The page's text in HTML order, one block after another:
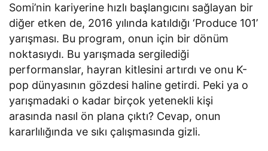
Somi’nin kariyerine hızlı başlangıcını sağlayan bir
diğer etken de, 2016 yılında katıldığı ‘Produce 101’
yarışması. Bu program, onun için bir dönüm
noktasıydı. Bu yarışmada sergilediği
performanslar, hayran kitlesini artırdı ve onu K-
pop dünyasının gözdesi haline getirdi. Peki ya o
yarışmadaki o kadar birçok yetenekli kişi
arasında nasıl ön plana çıktı? Cevap, onun
kararlılığında ve sıkı çalışmasında gizli.